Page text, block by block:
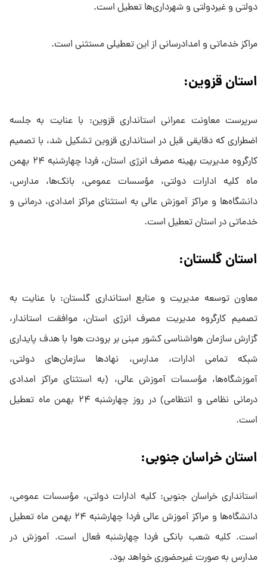
دولتی و غیردولتی و شهرداری‌ها تعطیل است.
مراکز خدماتی و امدادرسانی از این تعطیلی مستثنی است.
استان قزوین:
سرپرست معاونت عمرانی استانداری قزوین: با عنایت به جلسه
اضطراری که دقایقی قبل در استانداری قزوین تشکیل شد، با تصمیم
کارگروه مدیریت بهینه مصرف انرژی استان، فردا چهارشنبه ۲۴ بهمن
ماه کلیه ادارات دولتی، مؤسسات عمومی، بانک‌ها، مدارس،
دانشگاه‌ها و مراکز آموزش عالی به استثنای مراکز امدادی، درمانی و
خدماتی در استان تعطیل است.
استان گلستان:
معاون توسعه مدیریت و منابع استانداری گلستان: با عنایت به
تصمیم کارگروه مدیریت مصرف انرژی استان، موافقت استاندار،
گزارش سازمان هواشناسی کشور مبنی بر برودت هوا با هدف پایداری
شبکه تمامی ادارات، مدارس، نهاد‌ها سازمان‌های دولتی،
آموزشگاه‌ها، مؤسسات آموزش عالی، (به استثنای مراکز امدادی
درمانی نظامی و انتظامی) در روز چهارشنبه ۲۴ بهمن ماه تعطیل
است.
استان خراسان جنوبی:
استانداری خراسان جنوبی: کلیه ادارات دولتی، مؤسسات عمومی،
دانشگاه‌ها و مراکز آموزش عالی فردا چهارشنبه ۲۴ بهمن ماه تعطیل
است. کلیه شعب بانکی فردا چهارشنبه فعال است. آموزش در
مدارس به صورت غیرحضوری خواهد بود.